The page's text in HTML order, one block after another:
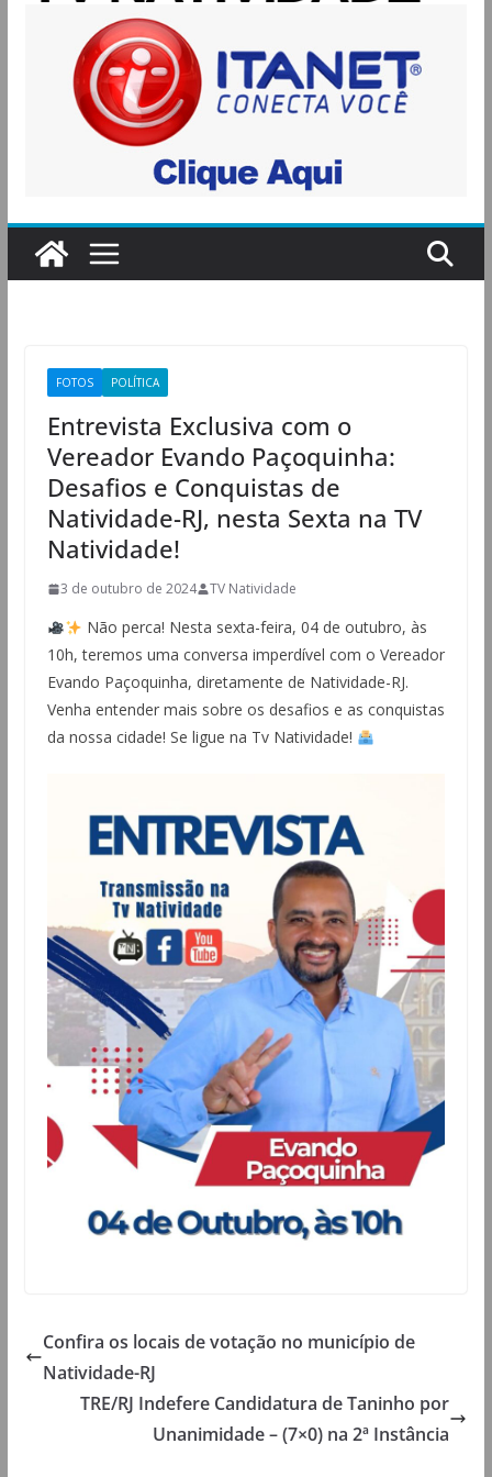
FOTOS POLÍTICA
Entrevista Exclusiva com o
Vereador Evando Paçoquinha:
Desafios e Conquistas de
Natividade-RJ, nesta Sexta na TV
Natividade!
3 de outubro de 2024 TV Natividade
Não perca! Nesta sexta-feira, 04 de outubro, às
10h, teremos uma conversa imperdível com o Vereador
Evando Paçoquinha, diretamente de Natividade-RJ.
Venha entender mais sobre os desafios e as conquistas
da nossa cidade! Se ligue na Tv Natividade!
Confira os locais de votação no município de
Natividade-RJ
TRE/RJ Indefere Candidatura de Taninho por
Unanimidade – (7×0) na 2ª Instância